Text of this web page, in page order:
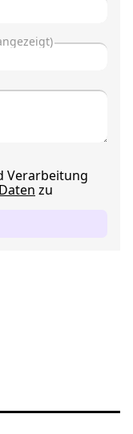
Verarbeitung
zu